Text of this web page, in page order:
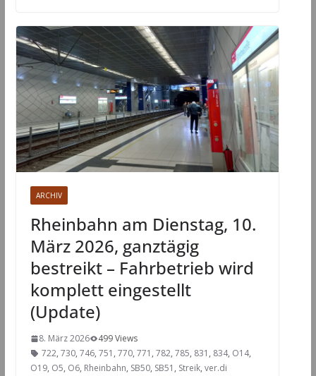
ARCHIV
Rheinbahn am Dienstag, 10.
März 2026, ganztägig
bestreikt – Fahrbetrieb wird
komplett eingestellt
(Update)
8. März 2026
499 Views
722, 730, 746, 751 , 770, 771 , 782, 785, 831 , 834, O14,
O19, O5, O6, Rheinbahn, SB50, SB51 , Streik, ver.di